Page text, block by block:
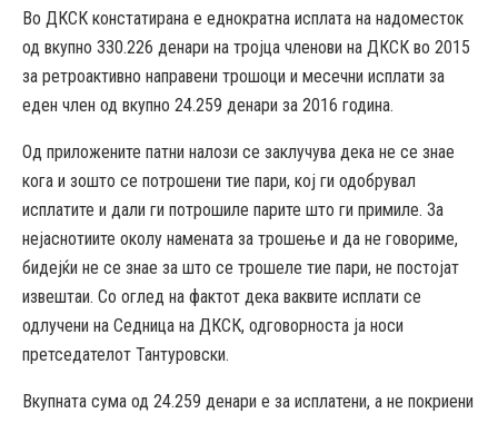
Во ДКСК констатирана е еднократна исплата на надоместок
од вкупно 330.226 денари на тројца членови на ДКСК во 2015
за ретроактивно направени трошоци и месечни исплати за
еден член од вкупно 24.259 денари за 2016 година.
Од приложените патни налози се заклучува дека не се знае
кога и зошто се потрошени тие пари, кој ги одобрувал
исплатите и дали ги потрошиле парите што ги примиле. За
нејаснотиите околу намената за трошење и да не говориме,
бидејќи не се знае за што се трошеле тие пари, не постојат
извештаи. Со оглед на фактот дека ваквите исплати се
одлучени на Седница на ДКСК, одговорноста ја носи
претседателот Тантуровски.
Вкупната сума од 24.259 денари е за исплатени, а не покриени